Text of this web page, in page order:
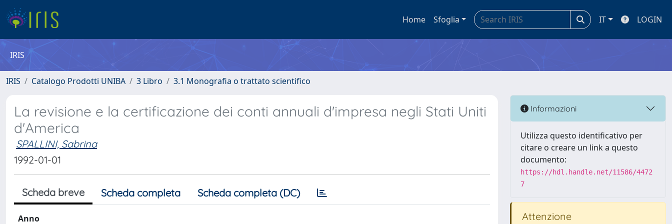
Home Sfoglia IT LOGIN
IRIS
IRIS Catalogo Prodotti UNIBA 3 Libro 3.1 Monografia o trattato scientifico
La revisione e la certificazione dei conti annuali d'impresa negli Stati Uniti
d'America
SPALLINI, Sabrina
1992-01-01
Scheda breve Scheda completa Scheda completa (DC)
Anno
Informazioni
Utilizza questo identificativo per
citare o creare un link a questo
documento:
https://hdl.handle.net/11586/4472
7
Attenzione